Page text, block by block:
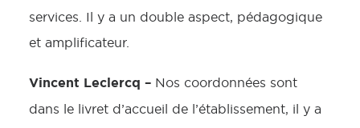
services. Il y a un double aspect, pédagogique
et amplificateur.
Vincent Leclercq – Nos coordonnées sont
dans le livret d’accueil de l’établissement, il y a